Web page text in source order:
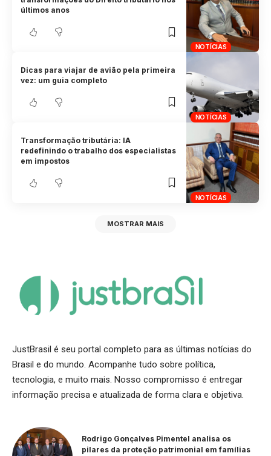
NOTÍCIAS
últimos anos
NOTÍCIAS
Dicas para viajar de avião pela primeira
vez: um guia completo
NOTÍCIAS
Transformação tributária: IA
redefinindo o trabalho dos especialistas
em impostos
MOSTRAR MAIS
JustBrasil é seu portal completo para as últimas notícias do
Brasil e do mundo. Acompanhe tudo sobre política,
tecnologia, e muito mais. Nosso compromisso é entregar
informação precisa e atualizada de forma clara e objetiva.
Rodrigo Gonçalves Pimentel analisa os
pilares da proteção patrimonial em famílias